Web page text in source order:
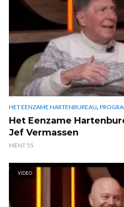
HET EENZAME HARTENBUREAU,
Het Eenzame
Jef Vermassen
MENT 55
VIDEO